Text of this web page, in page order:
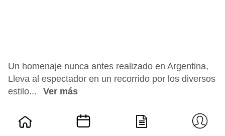
Un homenaje nunca antes realizado en Argentina,
Lleva al espectador en un recorrido por los diversos
estilo...
Ver más